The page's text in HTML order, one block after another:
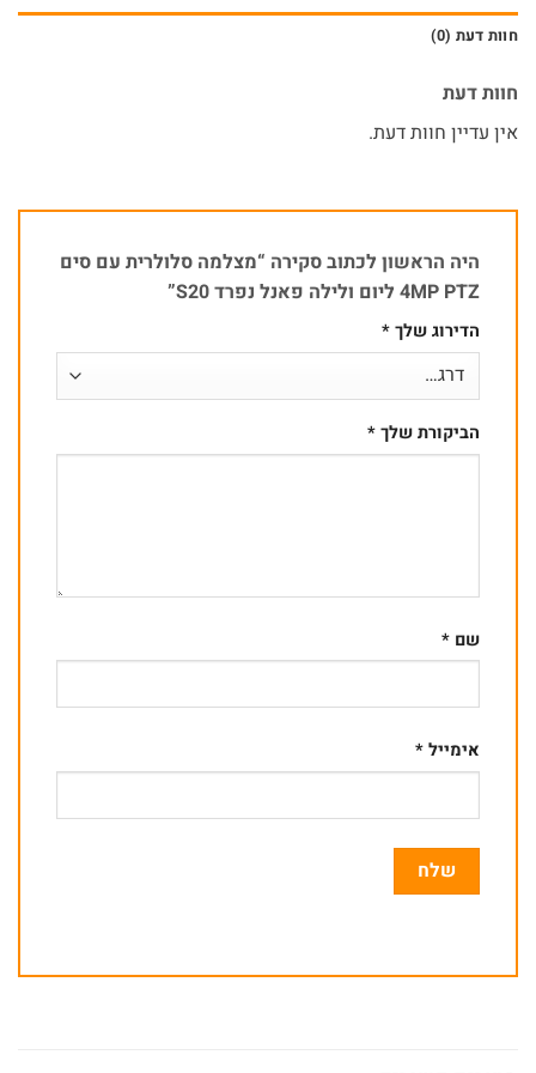
חוות דעת (0)
חוות דעת
אין עדיין חוות דעת.
היה הראשון לכתוב סקירה “מצלמה סלולרית עם סים
4MP PTZ ליום ולילה פאנל נפרד S20”
הדירוג שלך*
הביקורת שלך*
שם *
אימייל*